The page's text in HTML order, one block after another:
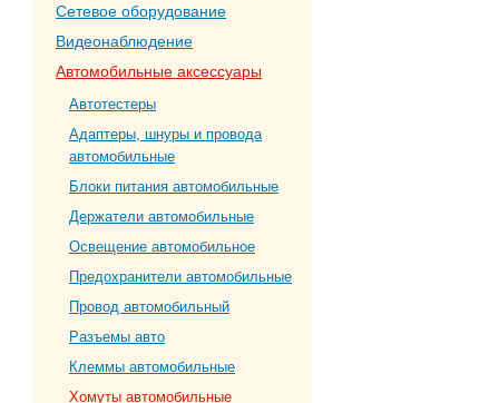
Сетевое оборудование
Видеонаблюдение
Автомобильные аксессуары
Автотестеры
Адаптеры, шнуры и провода
автомобильные
Блоки питания автомобильные
Держатели автомобильные
Освещение автомобильное
Предохранители автомобильные
Провод автомобильный
Разъемы авто
Клеммы автомобильные
Хомуты автомобильные